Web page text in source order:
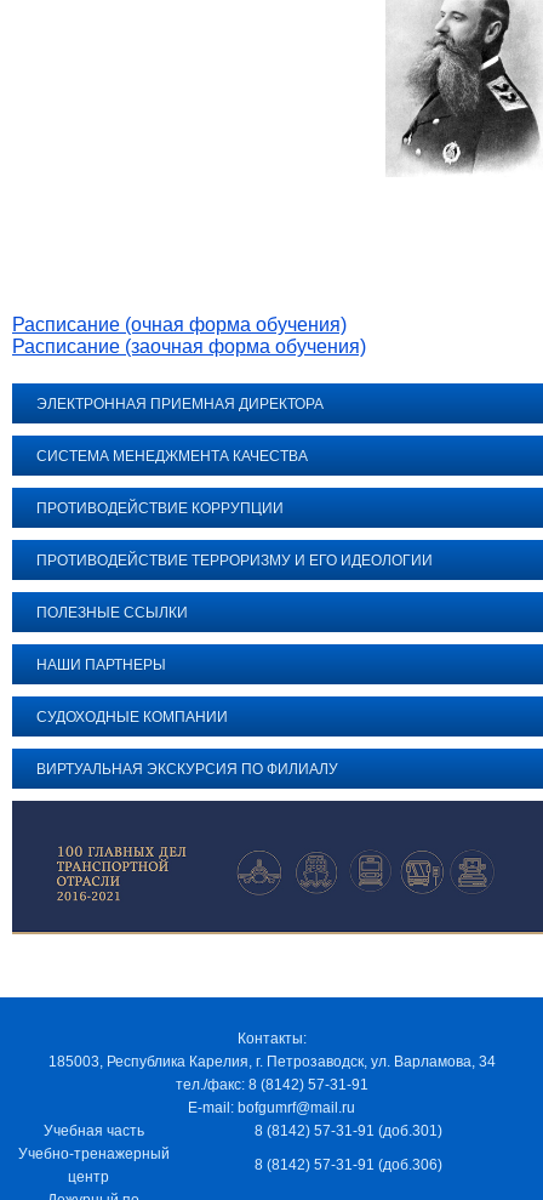
Расписание (очная форма обучения)
Расписание (заочная форма обучения)
ЭЛЕКТРОННАЯ ПРИЕМНАЯ ДИРЕКТОРА
СИСТЕМА МЕНЕДЖМЕНТА КАЧЕСТВА
ПРОТИВОДЕЙСТВИЕ КОРРУПЦИИ
ПРОТИВОДЕЙСТВИЕ ТЕРРОРИЗМУ И ЕГО ИДЕОЛОГИИ
ПОЛЕЗНЫЕ ССЫЛКИ
НАШИ ПАРТНЕРЫ
СУДОХОДНЫЕ КОМПАНИИ
ВИРТУАЛЬНАЯ ЭКСКУРСИЯ ПО ФИЛИАЛУ
Контакты:
185003, Республика Карелия, г. Петрозаводск, ул. Варламова, 34
тел./факс: 8 (8142) 57-31-91
E-mail: bofgumrf@mail.ru
Учебная часть
8 (8142) 57-31-91 (доб.301)
Учебно-тренажерный
центр
8 (8142) 57-31-91 (доб.306)